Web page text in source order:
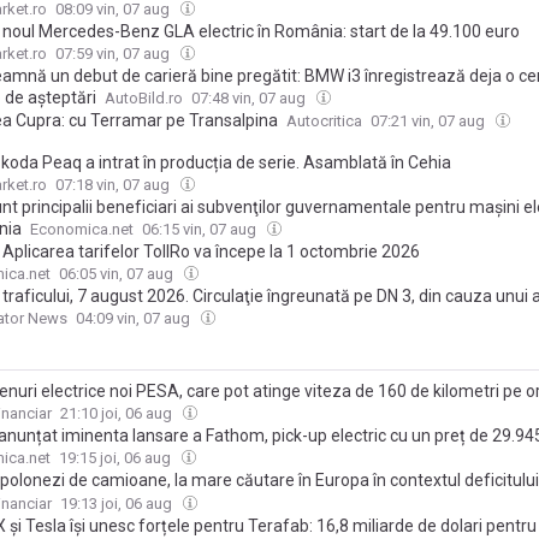
08:09 vin, 07 aug
Mercedes-Benz GLA electric în România: start de la 49.100 euro
07:59 vin, 07 aug
un debut de carieră bine pregătit: BMW i3 înregistrează deja o
de așteptări AutoBild.ro 07:48 vin, 07 aug
Cupra: cu Terramar pe Transalpina Autocritica 07:21 vin, 07 aug
Peaq a intrat în producția de serie. Asamblată în Cehia
07:18 vin, 07 aug
principalii beneficiari ai subvenţilor guvernamentale pentru mașini
Economica.net 06:15 vin, 07 aug
Aplicarea tarifelor TollRo va începe la 1 octombrie 2026
06:05 vin, 07 aug
7 august 2026. Circulaţie îngreunată pe DN 3, din cauza unui
News 04:09 vin, 07 aug
electrice noi PESA, care pot atinge viteza de 160 de kilometri pe
pe rutele Bucureşti-Braşov şi Bucureşti-Constanţa.
cu polonezii prevede livrarea a 62 de rame
21:10 joi, 06 aug
iminenta lansare a Fathom, pick-up electric cu un preț de
19:15 joi, 06 aug
de camioane, la mare căutare în Europa în contextul
pe continent, care riscă să pună presiune suplimentară pe lanţurile de
deja fragile
19:13 joi, 06 aug
și Tesla își unesc forțele pentru Terafab: 16,8 miliarde de dolari